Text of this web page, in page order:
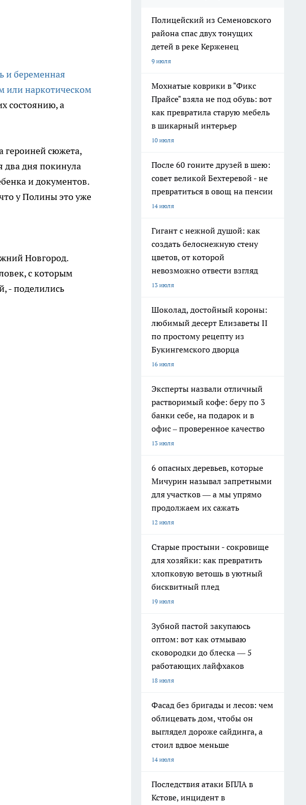
и беременная
или наркотическом
состоянию, а
героиней сюжета,
два дня покинула
и документов.
у Полины это уже
Новгород.
с которым
- поделились
Полицейский из Семеновского
района спас двух тонущих
детей в реке Керженец
9 июля
Мохнатые коврики в "Фикс
Прайсе" взяла не под обувь: вот
как превратила старую мебель
в шикарный интерьер
10 июля
После 60 гоните друзей в шею:
совет великой Бехтеревой - не
превратиться в овощ на пенсии
14 июля
Гигант с нежной душой: как
создать белоснежную стену
цветов, от которой
невозможно отвести взгляд
13 июля
Шоколад, достойный короны:
любимый десерт Елизаветы II
по простому рецепту из
Букингемского дворца
16 июля
Эксперты назвали отличный
растворимый кофе: беру по 3
банки себе, на подарок и в
офис – проверенное качество
13 июля
6 опасных деревьев, которые
Мичурин называл запретными
для участков — а мы упрямо
продолжаем их сажать
12 июля
Старые простыни - сокровище
для хозяйки: как превратить
хлопковую ветошь в уютный
бисквитный плед
19 июля
Зубной пастой закупаюсь
оптом: вот как отмываю
сковородки до блеска — 5
работающих лайфхаков
18 июля
Фасад без бригады и лесов: чем
облицевать дом, чтобы он
выглядел дороже сайдинга, а
стоил вдвое меньше
14 июля
Последствия атаки БПЛА в
Кстове, инцидент в